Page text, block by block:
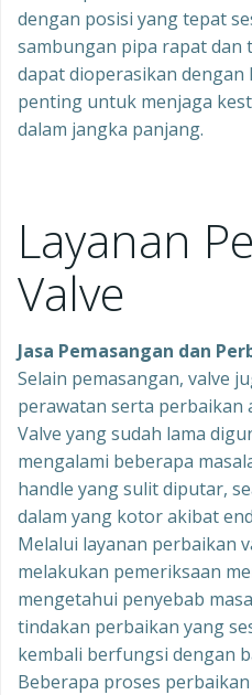
dengan posisi yang tepat
sambungan pipa rapat dan
dapat dioperasikan dengan
penting untuk menjaga
dalam jangka panjang.
Layanan
Valve
Jasa Pemasangan dan
Selain pemasangan, valve
perawatan serta perbaikan
Valve yang sudah lama
mengalami beberapa
handle yang sulit diputar,
dalam yang kotor akibat
Melalui layanan perbaikan
melakukan pemeriksaan
mengetahui penyebab
tindakan perbaikan yang
kembali berfungsi dengan
Beberapa proses